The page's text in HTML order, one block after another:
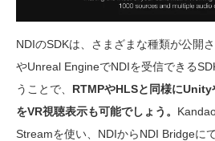
NDIのSDKは、さまざまな種類が公開
やUnreal EngineでNDIを受信できる
うことで、 RTMPやHLSと同様に
をVR視聴表示も可能でしょう。
Streamを使い、NDIからNDI Bridgeに